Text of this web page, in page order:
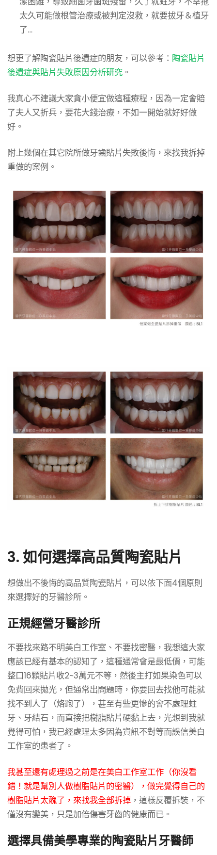
太久可能做根管治療或被判定沒救，就要拔牙＆植牙
了…
想更了解陶瓷貼片後遺症的朋友，可以參考： 陶瓷貼片
後遺症與貼片失敗原因分析研究 。
我真心不建議大家貪小便宜做這種療程，因為一定會賠
了夫人又折兵，要花大錢治療，不如一開始就好好做
好。
附上幾個在其它院所做牙齒貼片失敗後悔，來找我拆掉
重做的案例。
3. 如何選擇高品質陶瓷貼片
想做出不後悔的高品質陶瓷貼片，可以依下面4個原則
來選擇好的牙醫診所。
正規經營牙醫診所
不要找來路不明美白工作室、不要找密醫，我想這大家
應該已經有基本的認知了，這種通常會是最低價，可能
整口16顆貼片收2~3萬元不等，然後主打如果染色可以
免費回來拋光，但通常出問題時，你要回去找他可能就
找不到人了（烙跑了），甚至有些更慘的會不處理蛀
牙、牙結石，而直接把樹脂貼片硬黏上去，光想到我就
覺得可怕，我已經處理太多因為資訊不對等而誤信美白
工作室的患者了。
我甚至還有處理過之前是在美白工作室工作（你沒看
錯！就是幫別人做樹脂貼片的密醫），做完覺得自己的
樹脂貼片太醜了，來找我全部拆掉 ，這樣反覆拆裝，不
僅沒有變美，只是加倍傷害牙齒的健康而已。
選擇具備美學專業的陶瓷貼片牙醫師